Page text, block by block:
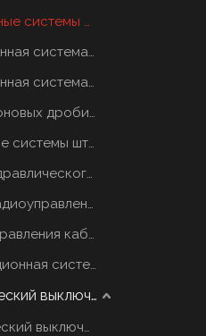
Стационарные системы отбойных молотков
Фиксированная система грохотов
Фиксированная система грохотов
Системы боновых дробилок
Статические системы штанговых отбойников
Станция гидравлического масла
Система радиоуправления
Система управления кабиной
Телеоперационная система
Гидравлический выключатель молот
Гидравлический выключатель марки YZH